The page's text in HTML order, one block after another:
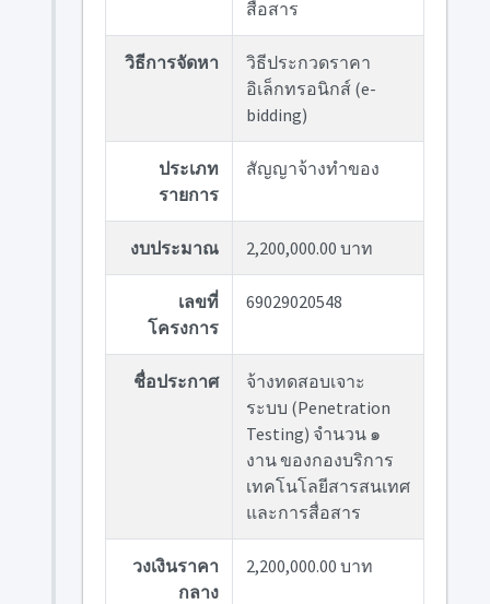
สื่อสาร
วิธีการจัดหา
วิธีประกวดราคา
อิเล็กทรอนิกส์ (e-
bidding)
ประเภท
รายการ
สัญญาจ้างทำของ
งบประมาณ 2,200,000.00 บาท
เลขที่
โครงการ
69029020548
ชื่อประกาศ
จ้างทดสอบเจาะ
ระบบ (Penetration
Testing) จำนวน ๑
งาน ของกองบริการ
เทคโนโลยีสารสนเทศ
และการสื่อสาร
วงเงินราคา
กลาง
2,200,000.00 บาท